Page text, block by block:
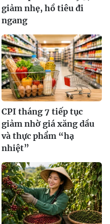
giảm nhẹ, hồ tiêu đi
ngang
CPI tháng 7 tiếp tục
giảm nhờ giá xăng dầu
và thực phẩm “hạ
nhiệt”